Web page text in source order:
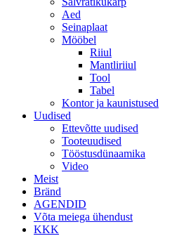
Aed
Seinaplaat
Mööbel
Riiul
Mantliriiul
Tool
Tabel
Kontor ja kaunistused
Uudised
Ettevõtte uudised
Tooteuudised
Tööstusdünaamika
Video
Meist
Bränd
AGENDID
Võta meiega ühendust
KKK